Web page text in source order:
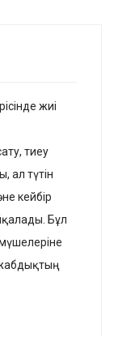
жиі
тиеу
ал түтін
кейбір
Бұл
мүшелеріне